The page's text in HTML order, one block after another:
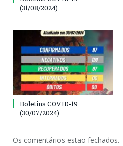
(31/08/2024)
Boletins COVID-19
(30/07/2024)
Os comentários estão fechados.